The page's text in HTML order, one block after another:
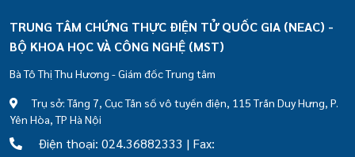
TRUNG TÂM CHỨNG THỰC ĐIỆN TỬ QUỐC GIA (NEAC) -
BỘ KHOA HỌC VÀ CÔNG NGHỆ (MST)
Bà Tô Thị Thu Hương - Giám đốc Trung tâm
Trụ sở: Tầng 7, Cục Tần số vô tuyến điện, 115 Trần Duy Hưng, P.
Yên Hòa, TP Hà Nội
Điện thoại: 024.36882333 | Fax: